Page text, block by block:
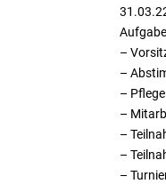
–
–
–
–
–
–
–